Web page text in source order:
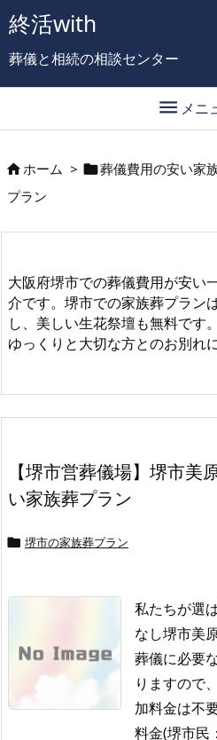
終活with
葬儀と相続の相談センター
 メニ
ホーム > 葬儀費用の安い家
プラン
大阪府堺市での葬儀費用が安い
介です。堺市での家族葬プラン
し、美しい生花祭壇も無料です
ゆっくりと大切な方とのお別れ
【堺市営葬儀場】堺市美
い家族葬プラン
 堺市の家族葬プラン
私たちが選
なし堺市美
葬儀に必要
りますので
加料金は不
料金(堺市民